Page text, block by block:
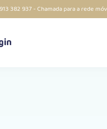
913 382 937 - Chamada para a rede